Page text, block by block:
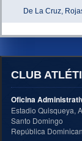
De La Cruz,
CLUB
Oficina
Estadio Quisqueya,
Santo Domingo
República